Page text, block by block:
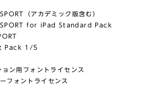
（アカデミック版含む）
for iPad Standard Pack
Pack 1/5
ン用フォントライセンス
ォントライセンス